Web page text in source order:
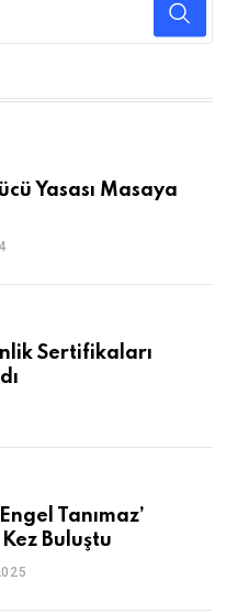
Yasası Masaya
Sertifikaları
Tanımaz’
Buluştu